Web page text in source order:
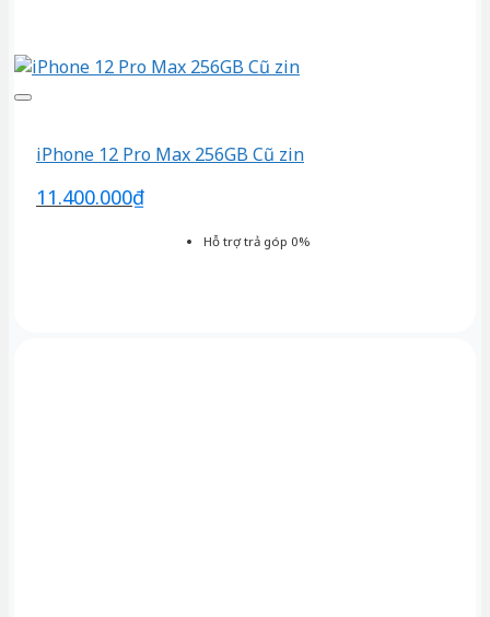
Hỗ trợ trả góp 0%
iPhone 12 Pro Max 256GB Cũ zin
11.400.000₫